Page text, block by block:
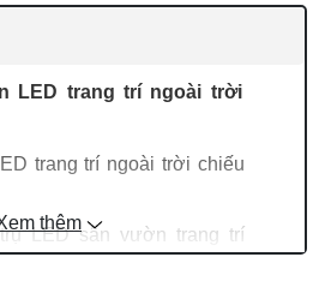
LED trang trí ngoài trời
trang trí ngoài trời chiếu
LED sân vườn trang trí
thêm